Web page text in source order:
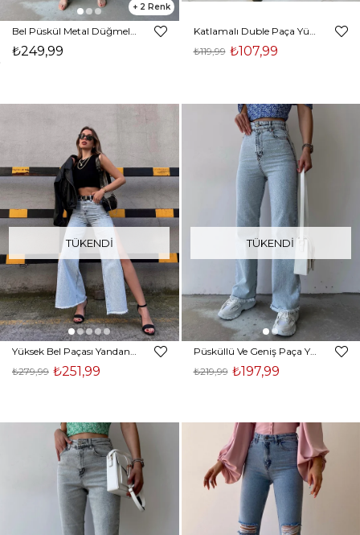
2
₺249,99 ₺107,99
₺119,99
TÜKENDI
Yüksek Bel Paçası Yandan Derin Yırtmaçlı Jamir Kadın Mavi Jean 22Y000231
₺251,99
₺279,99
TÜKENDI
Püsküllü Ve Geniş Paça Yüksek Bel Jaquez Kadın Mavi Jean 22Y000232
₺197,99
₺219,99